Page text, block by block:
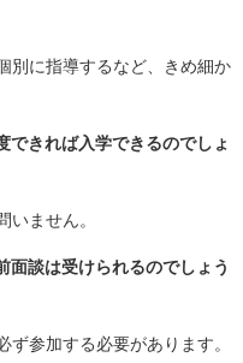
別に指導するなど、きめ細か
できれば入学できるのでしょ
いません。
面談は受けられるのでしょう
参加する必要があります。